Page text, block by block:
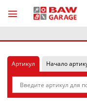
Артикул Начало